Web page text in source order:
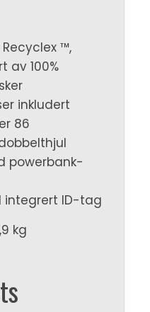
™,
av 100%
inkludert
86
powerbank-
integrert ID-tag
kg